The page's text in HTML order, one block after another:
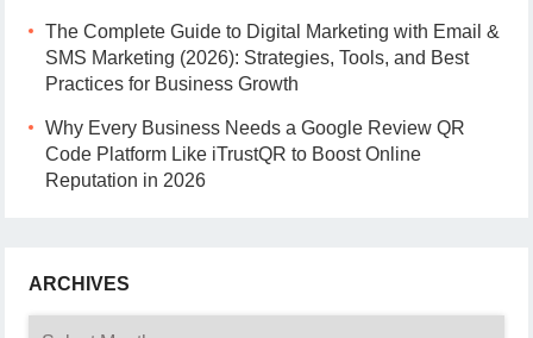
The Complete Guide to Digital Marketing with Email &
SMS Marketing (2026): Strategies, Tools, and Best
Practices for Business Growth
Why Every Business Needs a Google Review QR
Code Platform Like iTrustQR to Boost Online
Reputation in 2026
ARCHIVES